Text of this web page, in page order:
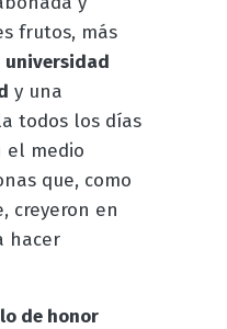
frutos, más
universidad
y una
todos los días
el medio
que, como
creyeron en
hacer
de honor